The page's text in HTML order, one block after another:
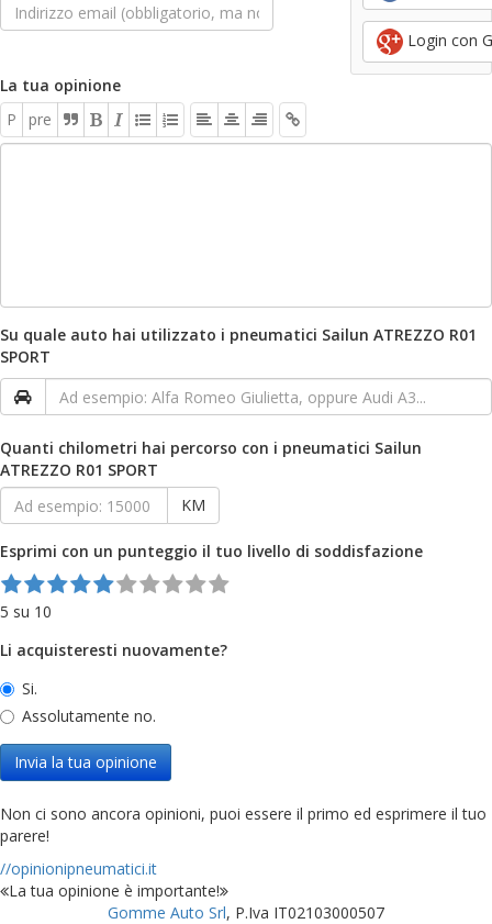
Login con
La tua opinione
P
pre
Su quale auto hai utilizzato i pneumatici Sailun ATREZZO R01
SPORT
Quanti chilometri hai percorso con i pneumatici Sailun
ATREZZO R01 SPORT
KM
Esprimi con un punteggio il tuo livello di soddisfazione
5 su 10
Li acquisteresti nuovamente?
Si.
Assolutamente no.
Invia la tua opinione
Non ci sono ancora opinioni, puoi essere il primo ed esprimere il tuo
parere!
//opinionipneumatici.it
La tua opinione è importante!
Gomme Auto Srl, P.Iva IT02103000507